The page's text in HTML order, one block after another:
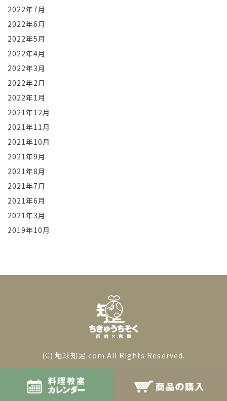
2022年7月
2022年6月
2022年5月
2022年4月
2022年3月
2022年2月
2022年1月
2021年12月
2021年11月
2021年10月
2021年9月
2021年8月
2021年7月
2021年6月
2021年3月
2019年10月
(C) 地球知足.com All Rights Reserved.